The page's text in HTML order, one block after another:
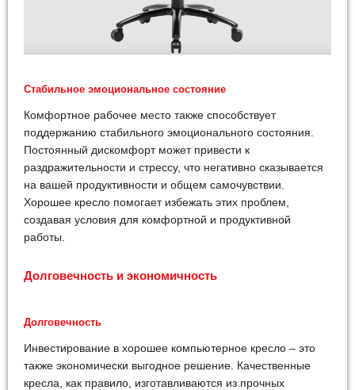
Стабильное эмоциональное состояние
Комфортное рабочее место также способствует
поддержанию стабильного эмоционального состояния.
Постоянный дискомфорт может привести к
раздражительности и стрессу, что негативно сказывается
на вашей продуктивности и общем самочувствии.
Хорошее кресло помогает избежать этих проблем,
создавая условия для комфортной и продуктивной
работы.
Долговечность и экономичность
Долговечность
Инвестирование в хорошее компьютерное кресло – это
также экономически выгодное решение. Качественные
кресла, как правило, изготавливаются из прочных